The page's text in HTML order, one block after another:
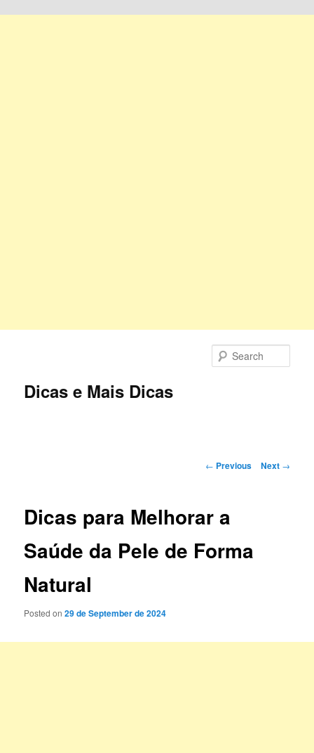
Dicas e Mais Dicas
Post
← Previous Next →
Dicas para Melhorar a
Saúde da Pele de Forma
Natural
Posted on29 de September de 2024